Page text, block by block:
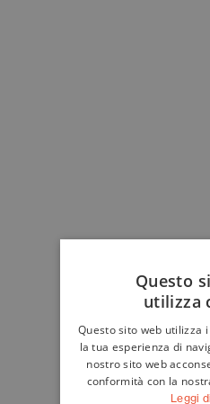
Questo
utilizza
Questo sito web utilizza
la tua esperienza di
nostro sito web
conformità con la
Leggi